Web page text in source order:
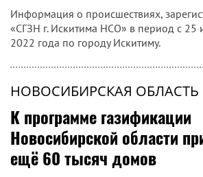
Информация о происшествиях,
«СГЗН г. Искитима НСО» в период с 25
2022 года по городу Искитиму.
НОВОСИБИРСКАЯ ОБЛАСТЬ
К программе газификации
Новосибирской области
ещё 60 тысяч домов